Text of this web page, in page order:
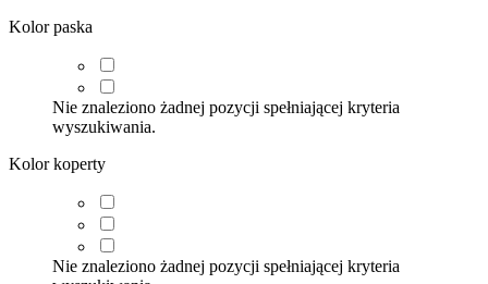
Kolor paska
Nie znaleziono żadnej pozycji spełniającej kryteria
wyszukiwania.
Kolor koperty
Nie znaleziono żadnej pozycji spełniającej kryteria